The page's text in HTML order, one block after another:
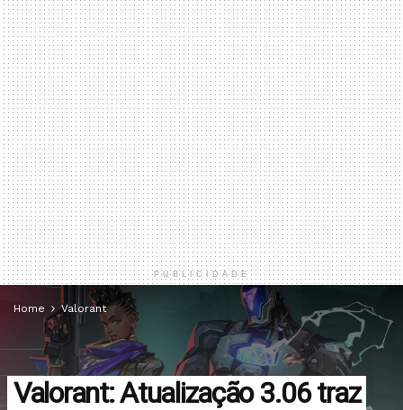
PUBLICIDADE
Home Valorant
Valorant: Atualização 3.06 traz